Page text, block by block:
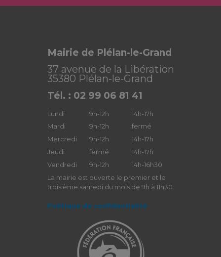
Mairie de Plélan-le-Grand
37 avenue de la Libération
35380 Plélan-le-Grand
Tél. : 02 99 06 81 41
Lundi 9h-12h
14h-17h
Mardi
9h-12h
fermé
Mercredi
9h-12h
14h-17h
Jeudi
fermé
14h-17h
Vendredi
9h-12h
14h-16h30
La mairie est ouverte le premier et le
troisième samedi du mois de 9h à 11h30
Politique de confidentialité